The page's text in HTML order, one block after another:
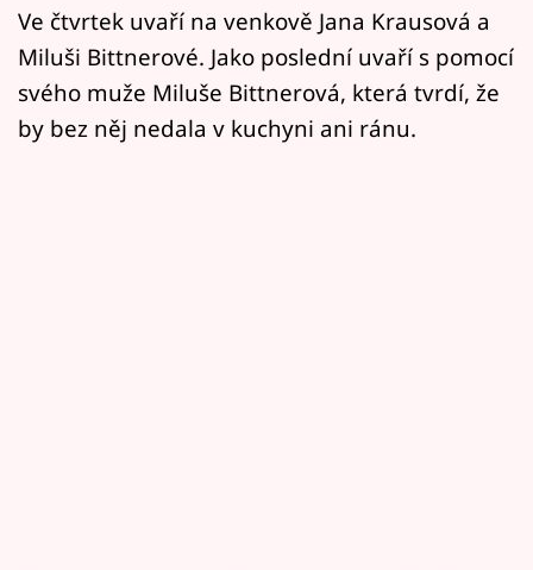
Pořady
Mámy sobě
Ve čtvrtek uvaří na venkově Jana Krausová a
Miluši Bittnerové. Jako poslední uvaří s pomocí
svého muže Miluše Bittnerová, která tvrdí, že
by bez něj nedala v kuchyni ani ránu.